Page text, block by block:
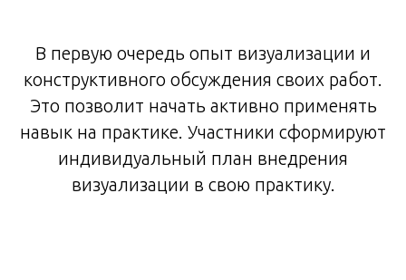
В первую очередь опыт визуализации и
конструктивного обсуждения своих работ.
Это позволит начать активно применять
навык на практике. Участники сформируют
индивидуальный план внедрения
визуализации в свою практику.